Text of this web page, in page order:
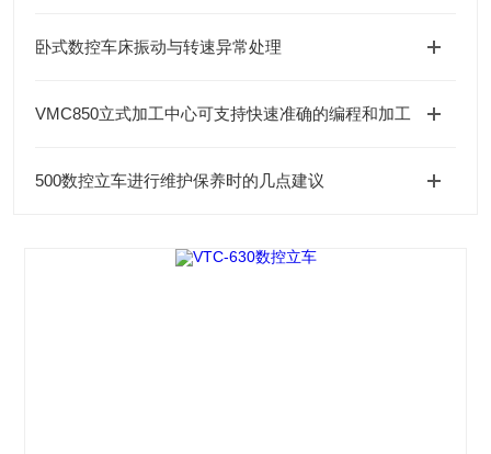
卧式数控车床振动与转速异常处理
VMC850立式加工中心可支持快速准确的编程和加工
500数控立车进行维护保养时的几点建议